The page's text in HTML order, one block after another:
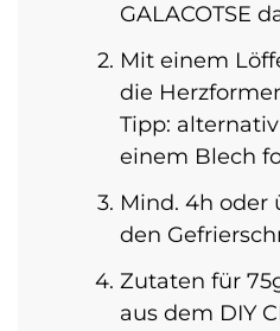
GALACOTSE
Mit einem
die
Tipp:
einem Blech
Mind. 4h oder
den
Zutaten für
aus dem DIY